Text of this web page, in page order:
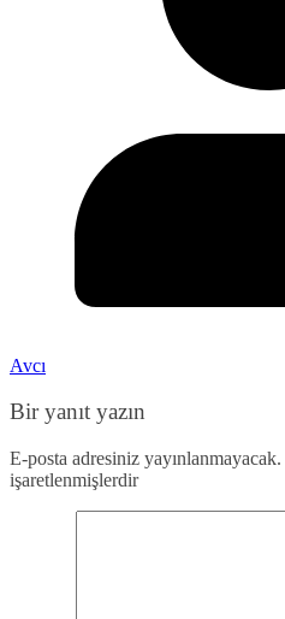
Avcı
Bir yanıt yazın
E-posta adresiniz yayınlanmayacak.
işaretlenmişlerdir